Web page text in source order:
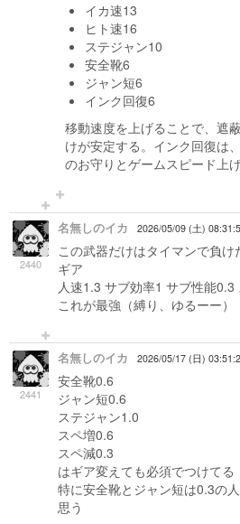
イカ速13
ヒト速16
ステジャン10
安全靴6
ジャン短6
インク回復6
移動速度を上げることで、遮
けが安定する。インク回復は
のお守りとゲームスピード上
2440
名無しのイカ 2026/05/09 (土)
この武器だけはタイマンで負け
ギア
人速1.3 サブ効率1 サブ性能0.3
これが最強（縛り、ゆるーー）
2441
名無しのイカ 2026/05/17 (日)
安全靴0.6
ジャン短0.6
ステジャン1.0
スペ増0.6
スペ減0.3
はギア変えても必須でつけてる
特に安全靴とジャン短は0.3の
思う